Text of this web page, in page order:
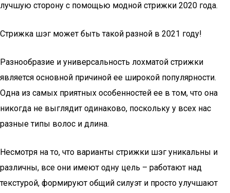
лучшую сторону с помощью модной стрижки 2020 года.
Стрижка шэг может быть такой разной в 2021 году!
Разнообразие и универсальность лохматой стрижки
является основной причиной ее широкой популярности.
Одна из самых приятных особенностей ее в том, что она
никогда не выглядит одинаково, поскольку у всех нас
разные типы волос и длина.
Несмотря на то, что варианты стрижки шэг уникальны и
различны, все они имеют одну цель – работают над
текстурой, формируют общий силуэт и просто улучшают